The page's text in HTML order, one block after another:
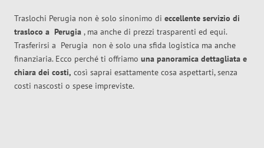
Traslochi Perugia non è solo sinonimo di eccellente servizio di
trasloco a Perugia , ma anche di prezzi trasparenti ed equi.
Trasferirsi a Perugia non è solo una sfida logistica ma anche
finanziaria. Ecco perché ti offriamo una panoramica dettagliata e
chiara dei costi, così saprai esattamente cosa aspettarti, senza
costi nascosti o spese impreviste.